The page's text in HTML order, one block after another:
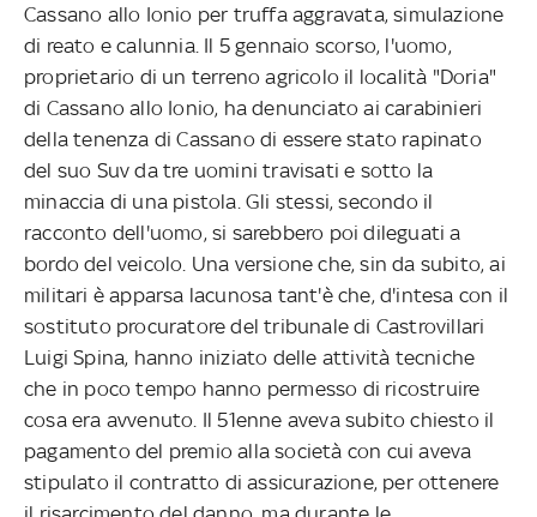
Cassano allo Ionio per truffa aggravata, simulazione
di reato e calunnia. Il 5 gennaio scorso, l'uomo,
proprietario di un terreno agricolo il località "Doria"
di Cassano allo Ionio, ha denunciato ai carabinieri
della tenenza di Cassano di essere stato rapinato
del suo Suv da tre uomini travisati e sotto la
minaccia di una pistola. Gli stessi, secondo il
racconto dell'uomo, si sarebbero poi dileguati a
bordo del veicolo. Una versione che, sin da subito, ai
militari è apparsa lacunosa tant'è che, d'intesa con il
sostituto procuratore del tribunale di Castrovillari
Luigi Spina, hanno iniziato delle attività tecniche
che in poco tempo hanno permesso di ricostruire
cosa era avvenuto. Il 51enne aveva subito chiesto il
pagamento del premio alla società con cui aveva
stipulato il contratto di assicurazione, per ottenere